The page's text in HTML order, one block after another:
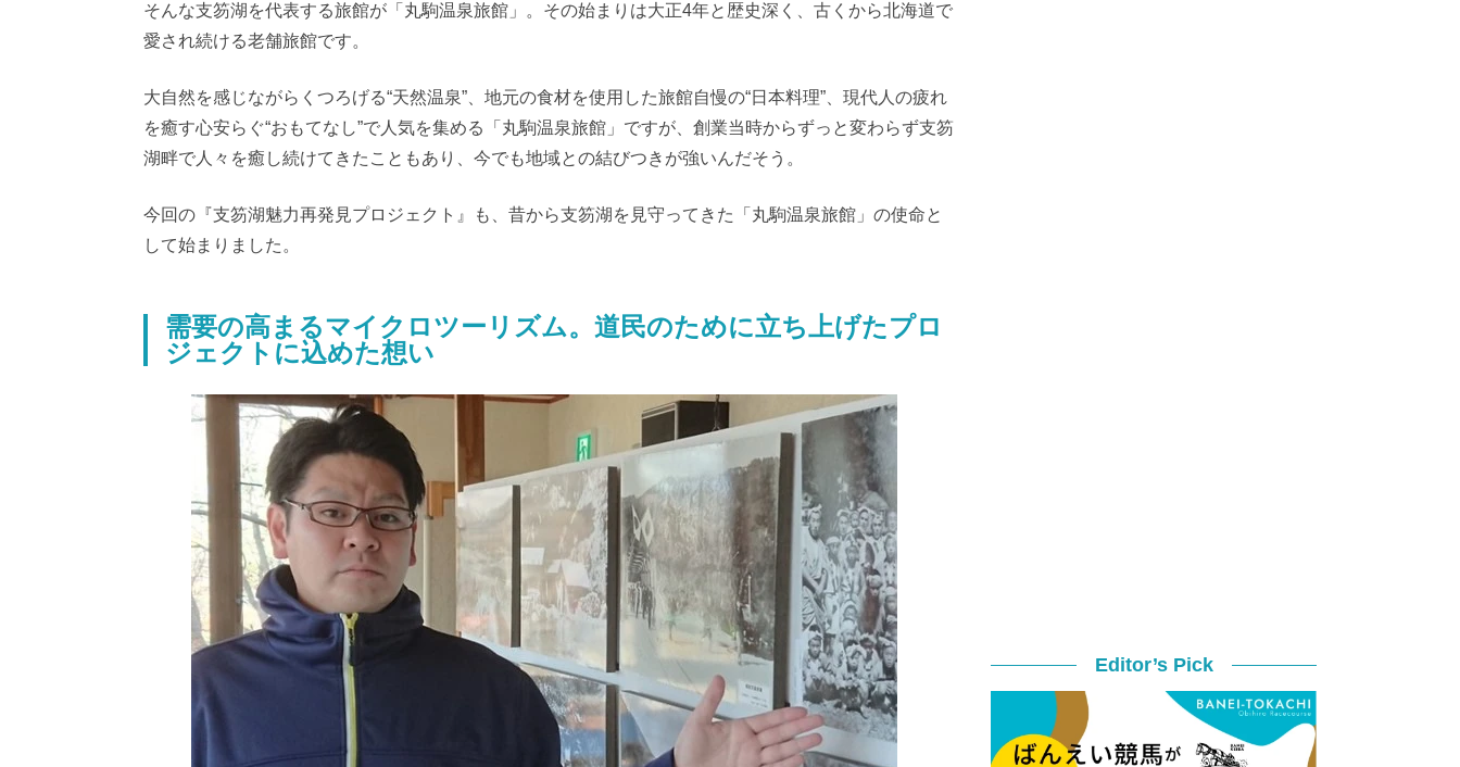
そんな支笏湖を代表する旅館が「丸駒温泉旅館」。その始まりは大正4年と歴史深く、古くから北海道で
愛され続ける老舗旅館です。
大自然を感じながらくつろげる“天然温泉”、地元の食材を使用した旅館自慢の“日本料理”、現代人の疲れ
を癒す心安らぐ“おもてなし”で人気を集める「丸駒温泉旅館」ですが、創業当時からずっと変わらず支笏
湖畔で人々を癒し続けてきたこともあり、今でも地域との結びつきが強いんだそう。
今回の『支笏湖魅力再発見プロジェクト』も、昔から支笏湖を見守ってきた「丸駒温泉旅館」の使命と
して始まりました。
需要の高まるマイクロツーリズム。道民のために立ち上げたプロ
ジェクトに込めた想い
Editor’s Pick